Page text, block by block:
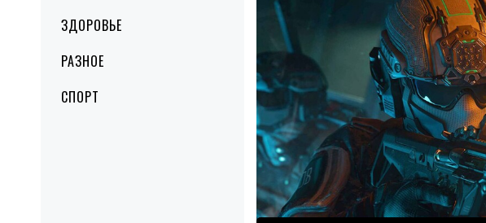
ЗДОРОВЬЕ
РАЗНОЕ
СПОРТ